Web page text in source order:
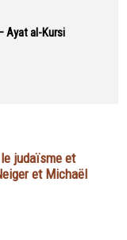
Ayat al-Kursi
judaïsme et
et Michaël